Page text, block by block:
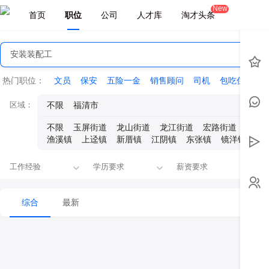
首页 职位 公司 人才库 淘才头条
New
热门职位： 文员 保安 五险一金 销售顾问 司机 包吃住
区域： 不限 福清市
不限 玉屏街道 龙山街道 龙江街道 宏路街道
渔溪镇
上迳镇 新厝镇 江阴镇 东张镇 镜洋镇 一
工作经验 学历要求 薪资要求
综合 最新